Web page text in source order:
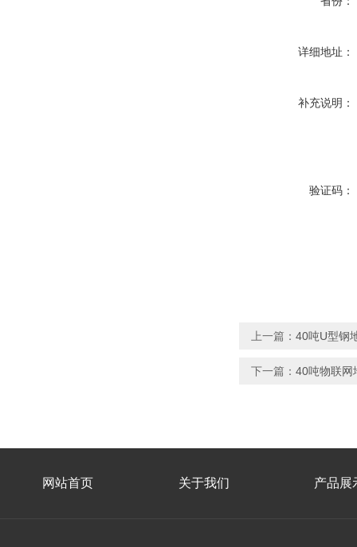
详细地址：
补充说明：
验证码：
上一篇： 40吨U型钢
下一篇： 40吨物联网
网站首页 关于我们 产品展